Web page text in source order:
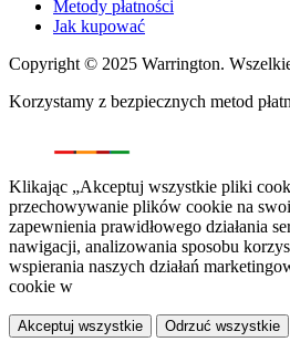
Metody płatności
Jak kupować
Copyright © 2025 Warrington.
Korzystamy z bezpiecznych metod
Klikając „Akceptuj wszystkie pliki
przechowywanie plików cookie na
zapewnienia prawidłowego działania
nawigacji, analizowania sposobu
wspierania naszych działań
cookie w
Akceptuj wszystkie Odrzuć wszystkie